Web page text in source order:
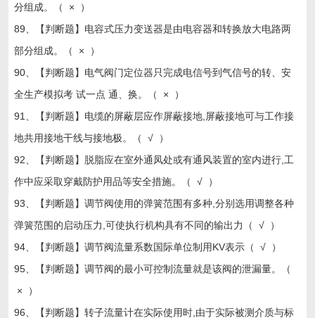
分组成。（ × ）
89、【判断题】电容式压力变送器是由电容器和转换放大电路两
部分组成。（ × ）
90、【判断题】电气阀门定位器只完成电信号到气信号的转、安
全生产模拟考 试一点 通、换。（ × ）
91、【判断题】电缆的屏蔽层应作屏蔽接地,屏蔽接地可与工作接
地共用接地干线与接地极。（ √ ）
92、【判断题】脱脂应在室外通凤处或有通风装置的室内进行,工
作中应采取穿戴防护用品等安全措施。（ √ ）
93、【判断题】调节阀使用的弹簧范围有多种,分别选用调整各种
弹簧范围的启动压力,可使执行机构具有不同的输出力（ √ ）
94、【判断题】调节阀流量系数国际单位制用KV表示（ √ ）
95、【判断题】调节阀的最小可控制流量就是该阀的泄漏量。（
× ）
96、【判断题】转子流量计在实际使用时,由于实际被测介质与标